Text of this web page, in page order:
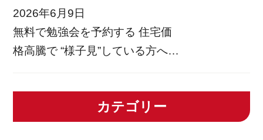
和歌山県内40社以上のハウスメー
カー比較からリフォーム相談まで
何でも相談できますので、この機
2026年6月9日
無料で勉強会を予約する 住宅価
格高騰で “様子見”している方へ
これからの住宅価格を考える勉強
会 参加無料 完全予約制 売り込み
カテゴリー